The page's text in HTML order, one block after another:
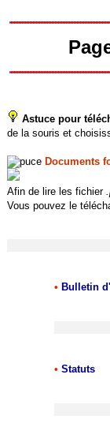
Astuce pour
de la souris et
Documents
Afin de lire les fichier
Vous pouvez le
• Bulletin
• Statuts